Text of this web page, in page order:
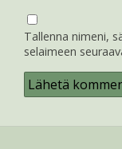
Tallenna nimeni,
selaimeen